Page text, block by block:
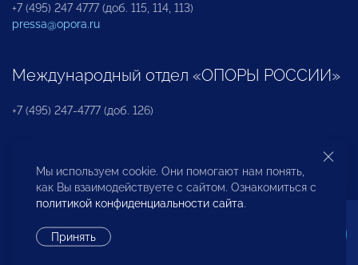
+7 (495) 247 4777 (доб. 115, 114, 113)
pressa@opora.ru
Международный отдел «ОПОРЫ РОССИИ»
+7 (495) 247-4777 (доб. 126)
Бюро по защите прав предпринимателей и
инвесторов
Мы используем cookie. Они помогают нам понять,
как Вы взаимодействуете с сайтом. Ознакомиться с
политикой конфиденциальности сайта.
Принять